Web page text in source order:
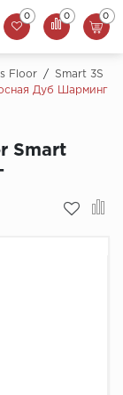
0 0 0
Floor /
Smart 3S
Дуб Шарминг
Smart